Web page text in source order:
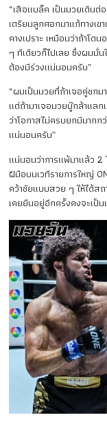
“เสือแบล็ค เป็นมวยเดินต่
เตรียมลูกศอกมาแก้ทางเ
คางเปราะ เหมือนว่าถ้าโด
ๆ ทีเดียวก็ไปเลย ซึ่งผมมั่
ต้องมีร่วงแน่นอนครับ”
“ผมเป็นมวยที่ถ้าเจอคู่ชก
แต่ถ้ามาเจอมวยบู๊กล้าแล
ว่าโอกาสไม่ครบยกมีมาก
แน่นอนครับ”
แน่นอนว่าการแพ้มาแล้ว 2
ฝีมือบนเวทีรายการใหญ่
คว้าชัยแบบสวย ๆ ให้ได้ส
เคยยืนอยู่อีกครั้งคงจะเป็น